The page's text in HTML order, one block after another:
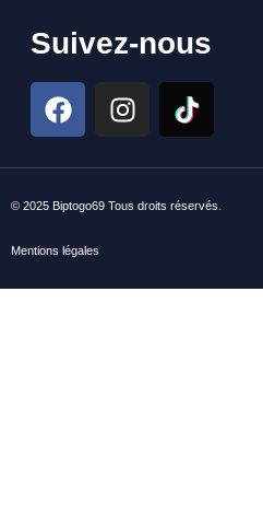
Suivez-nous
© 2025 Biptogo69 Tous droits réservés.
Mentions légales